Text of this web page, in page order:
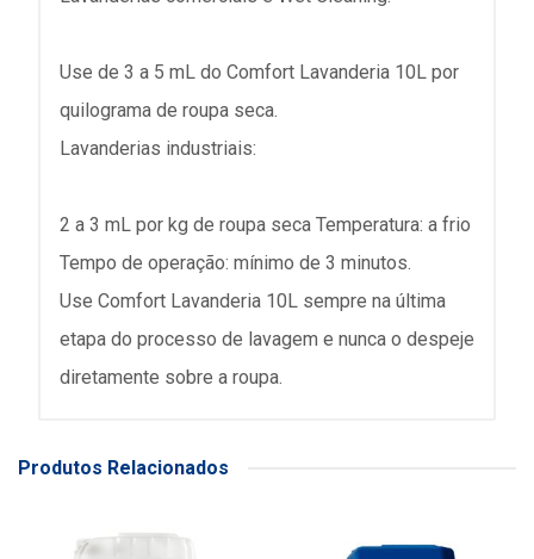
Use de 3 a 5 mL do Comfort Lavanderia 10L por
quilograma de roupa seca.
Lavanderias industriais:
2 a 3 mL por kg de roupa seca Temperatura: a frio
Tempo de operação: mínimo de 3 minutos.
Use Comfort Lavanderia 10L sempre na última
etapa do processo de lavagem e nunca o despeje
diretamente sobre a roupa.
Produtos Relacionados